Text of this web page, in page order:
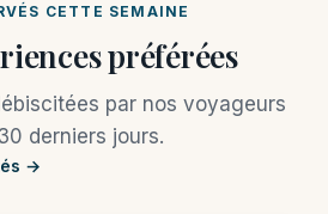
CETTE SEMAINE
préférées
par nos voyageurs
derniers jours.
→